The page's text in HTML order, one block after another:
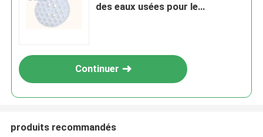
des eaux usées pour le
Continuer
produits recommandés